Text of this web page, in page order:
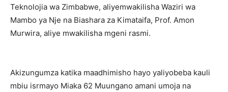
Teknolojia wa Zimbabwe, aliyemwakilisha Waziri wa
Mambo ya Nje na Biashara za Kimataifa, Prof. Amon
Murwira, aliye mwakilisha mgeni rasmi.
Akizungumza katika maadhimisho hayo yaliyobeba kauli
mbiu isrmayo Miaka 62 Muungano amani umoja na